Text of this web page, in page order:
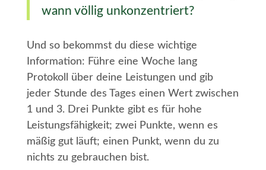
wann völlig unkonzentriert?
Und so bekommst du diese wichtige
Information: Führe eine Woche lang
Protokoll über deine Leistungen und gib
jeder Stunde des Tages einen Wert zwischen
1 und 3. Drei Punkte gibt es für hohe
Leistungsfähigkeit; zwei Punkte, wenn es
mäßig gut läuft; einen Punkt, wenn du zu
nichts zu gebrauchen bist.